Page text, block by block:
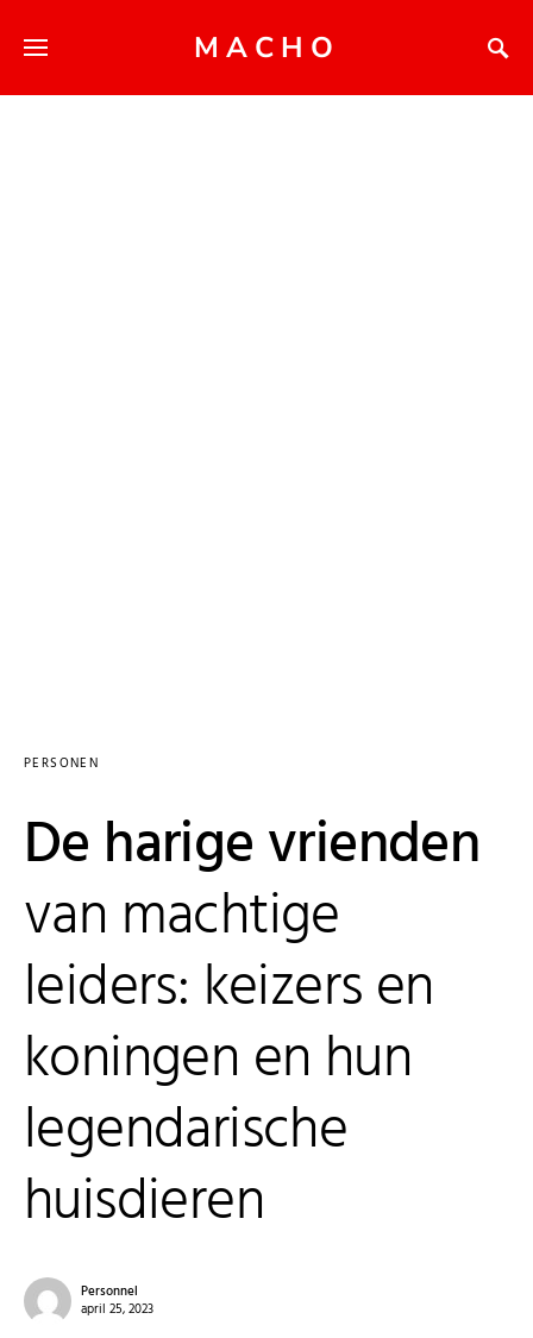
MACHO
PERSONEN
De harige vrienden
van machtige
leiders: keizers en
koningen en hun
legendarische
huisdieren
Personnel
april 25, 2023